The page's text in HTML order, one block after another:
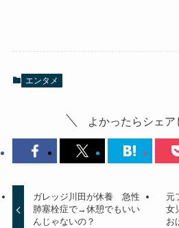
エンタメ
よかったらシェア
ガレッジ川田が休養 急性
肺塞栓症で→休憩でもいい
んじゃないの？
元
女
お